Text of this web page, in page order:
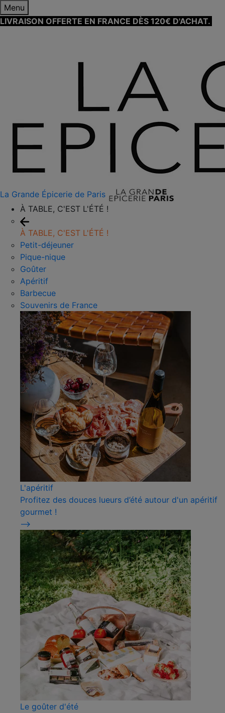
Menu
LIVRAISON OFFERTE EN FRANCE DÈS 120€ D'ACHAT.
La Grande Épicerie de Paris
À TABLE, C'EST L'ÉTÉ !
À TABLE, C'EST L'ÉTÉ !
Petit-déjeuner
Pique-nique
Goûter
Apéritif
Barbecue
Souvenirs de France
L'apéritif
Profitez des douces lueurs d’été autour d'un apéritif
gourmet !
⟶
Le goûter d'été